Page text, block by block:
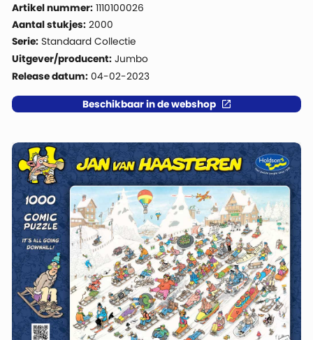
Artikel nummer: 1110100026
Aantal stukjes: 2000
Serie: Standaard Collectie
Uitgever/producent: Jumbo
Release datum: 04-02-2023
Beschikbaar in de webshop